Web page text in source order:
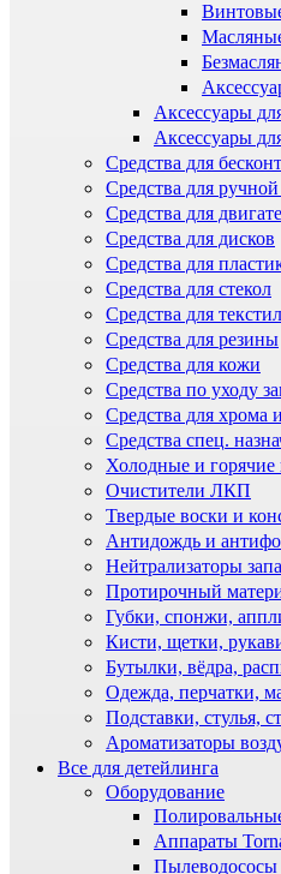
Аксессуары
Аксессуары
Средства для
Средства для
Средства для
Средства для дисков
Средства для
Средства для стекол
Средства для
Средства для резины
Средства для кожи
Средства по уходу
Средства для хрома
Средства спец.
Холодные и горячие
Очистители ЛКП
Твердые воски и
Антидождь и
Нейтрализаторы
Протирочный
Губки, спонжи,
Кисти, щетки,
Бутылки, вёдра,
Одежда, перчатки,
Подставки, стулья,
Ароматизаторы
Все для детейлинга
Оборудование
Аппараты
Пылеводососы